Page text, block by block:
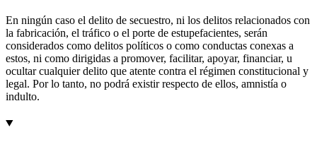
En ningún caso el delito de secuestro, ni los delitos relacionados con
la fabricación, el tráfico o el porte de estupefacientes, serán
considerados como delitos políticos o como conductas conexas a
estos, ni como dirigidas a promover, facilitar, apoyar, financiar, u
ocultar cualquier delito que atente contra el régimen constitucional y
legal. Por lo tanto, no podrá existir respecto de ellos, amnistía o
indulto.